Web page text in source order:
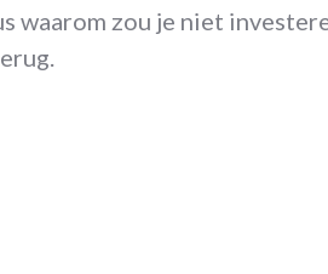
waarom zou je niet